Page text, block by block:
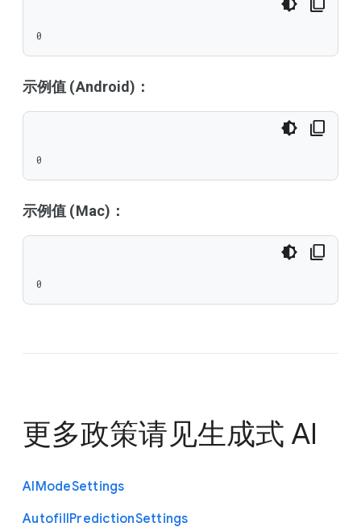
0
示例值 (Android)：
0
示例值 (Mac)：
0
更多政策请见生成式 AI
AIModeSettings
AutofillPredictionSettings